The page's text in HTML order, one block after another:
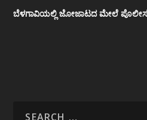
ಬೆಳಗಾವಿಯಲ್ಲಿ ಜೋಜಾಟದ ಮೇಲೆ